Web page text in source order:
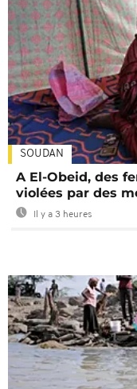
SOUDAN
A El-Obeid, des
violées par des
Il y a 3 heures